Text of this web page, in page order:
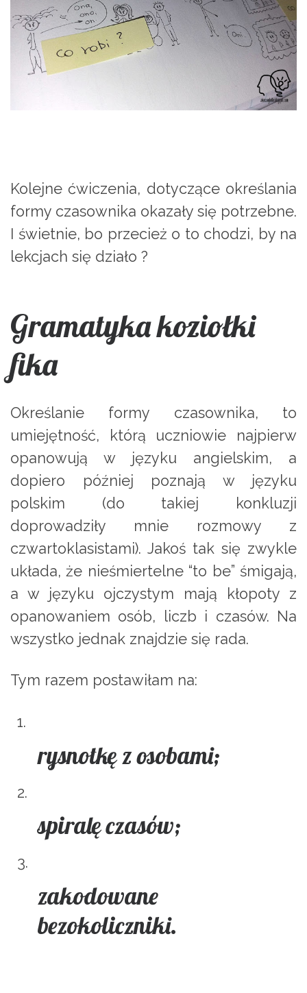
Kolejne ćwiczenia, dotyczące określania
formy czasownika okazały się potrzebne.
I świetnie, bo przecież o to chodzi, by na
lekcjach się działo ?
Gramatyka koziołki
fika
Określanie formy czasownika, to
umiejętność, którą uczniowie najpierw
opanowują w języku angielskim, a
dopiero później poznają w języku
polskim (do takiej konkluzji
doprowadziły mnie rozmowy z
czwartoklasistami). Jakoś tak się zwykle
układa, że nieśmiertelne “to be” śmigają,
a w języku ojczystym mają kłopoty z
opanowaniem osób, liczb i czasów. Na
wszystko jednak znajdzie się rada.
Tym razem postawiłam na:
rysnotkę z osobami;
spiralę czasów;
zakodowane
bezokoliczniki.